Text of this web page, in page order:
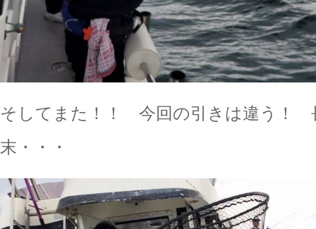
そしてまた！！ 今回の引きは違う！
末・・・